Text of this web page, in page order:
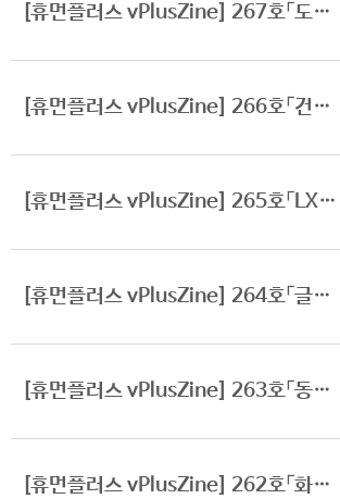
[휴먼플러스 vPlusZine] 267호「도심개발 활성화 관련 서울시 제도 개선 동향과 의미」 소식을 알려드립니다.
[휴먼플러스 vPlusZine] 266호「건설산업 혁신을 위한 인공지능(AI) 역할 기대」 소식을 알려드립니다.
[휴먼플러스 vPlusZine] 265호「LX글라스 공사 프로젝트 관리시스템 구축 수주」 소식을 알려드립니다.
[휴먼플러스 vPlusZine] 264호「글로벌 지표로 본 한국 인프라 경쟁력 현황 및 시사점」 소식을 알려드립니다.
[휴먼플러스 vPlusZine] 263호「동원개발 분양관리시스템 구축 완료」 소식을 알려드립니다.
[휴먼플러스 vPlusZine] 262호「화성산업 차세대 ERP시스템 구축 수주」 소식을 알려드립니다.